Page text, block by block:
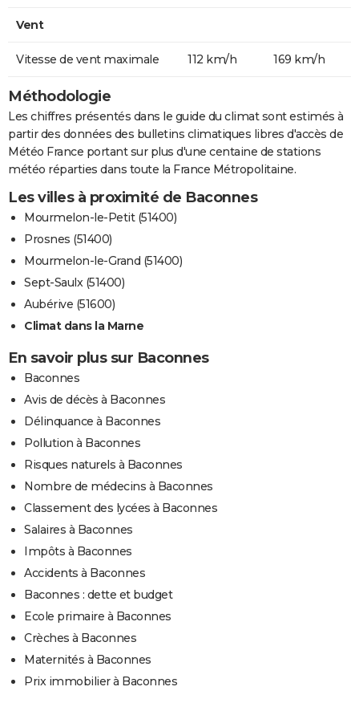
Vent
Vitesse de vent maximale 112 km/h 169 km/h
Méthodologie
Les chiffres présentés dans le guide du climat sont estimés à
partir des données des bulletins climatiques libres d'accès de
Météo France portant sur plus d'une centaine de stations
météo réparties dans toute la France Métropolitaine.
Les villes à proximité de Baconnes
Mourmelon-le-Petit (51400)
Prosnes (51400)
Mourmelon-le-Grand (51400)
Sept-Saulx (51400)
Aubérive (51600)
Climat dans la Marne
En savoir plus sur Baconnes
Baconnes
Avis de décès à Baconnes
Délinquance à Baconnes
Pollution à Baconnes
Risques naturels à Baconnes
Nombre de médecins à Baconnes
Classement des lycées à Baconnes
Salaires à Baconnes
Impôts à Baconnes
Accidents à Baconnes
Baconnes : dette et budget
Ecole primaire à Baconnes
Crèches à Baconnes
Maternités à Baconnes
Prix immobilier à Baconnes